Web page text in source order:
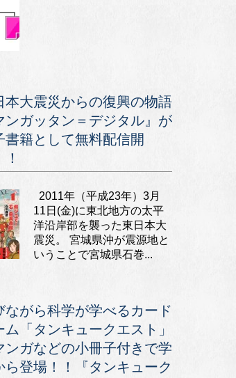
本大震災からの復興の物語
ンガッタン＝デジタル』が
書籍として無料配信開
2011年（平成23年）3月
11日(金)に東北地方の太平
洋沿岸部を襲った東日本大
震災。 宮城県沖が震源地と
いうことで宮城県石巻...
ながら科学が学べるカード
ム「タンキュークエスト」
ンガなどの小冊子付きで学
ら登場！！『タンキューク